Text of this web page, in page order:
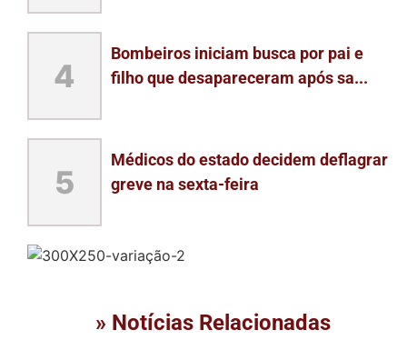
4
Bombeiros iniciam busca por pai e
filho que desapareceram após sa...
5
Médicos do estado decidem deflagrar
greve na sexta-feira
» Notícias Relacionadas